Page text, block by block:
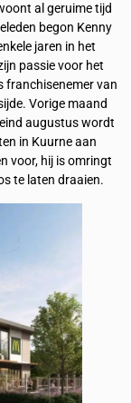
al geruime tijd
begon Kenny
jaren in het
passie voor het
franchisenemer van
Vorige maand
augustus wordt
in Kuurne aan
voor, hij is omringt
te laten draaien.